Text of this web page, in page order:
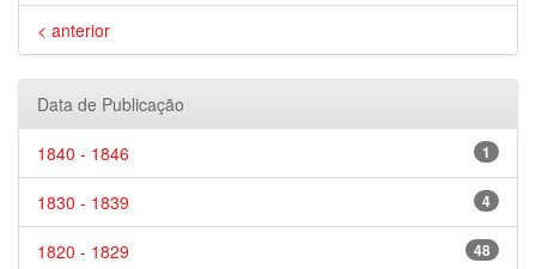
< anterior
Data de Publicação
1
1840 - 1846
4
1830 - 1839
48
1820 - 1829